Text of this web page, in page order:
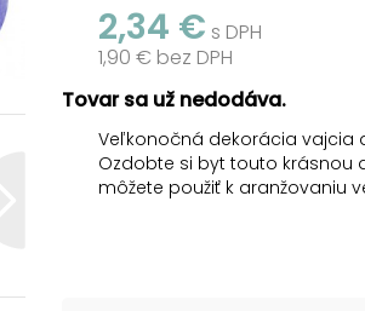
2,34 € s DPH
1,90 € bez DPH
Tovar sa už nedodáva.
Veľkonočná dekorácia vajcia
Ozdobte si byt touto krásnou
môžete použiť k aranžovaniu